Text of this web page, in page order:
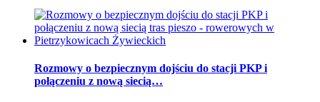
Rozmowy o bezpiecznym dojściu do stacji PKP i
połączeniu z nową siecią…